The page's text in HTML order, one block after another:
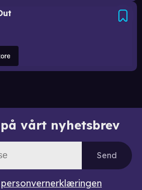
vårt nyhetsbrev
Send
personvernerklæringen